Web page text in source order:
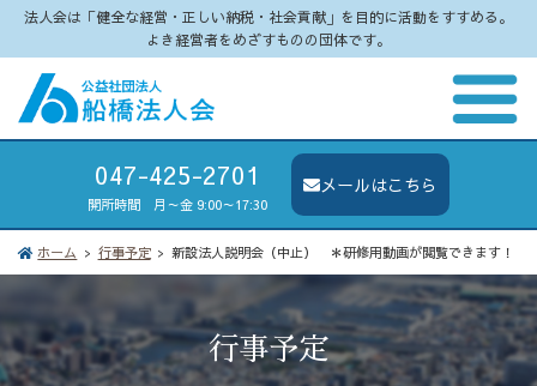
法人会は「健全な経営・正しい納税・社会貢献」を目的に活動をすすめる。
よき経営者をめざすものの団体です。
047-425-2701
開所時間 月～金 9:00～17:30
メールはこちら
ホーム 行事予定 新設法人説明会（中止） ＊研修用動画が閲覧できます！
行事予定